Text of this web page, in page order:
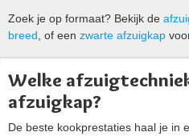
Zoek je op formaat? Bekijk de
breed , of een zwarte afzuigkap
Welke
afzuigkap?
De beste kookprestaties haal je in